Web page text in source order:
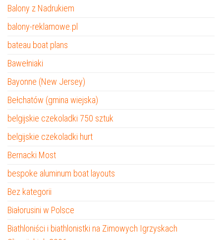
Balony z Nadrukiem
balony-reklamowe.pl
bateau boat plans
Bawełniaki
Bayonne (New Jersey)
Bełchatów (gmina wiejska)
belgijskie czekoladki 750 sztuk
belgijskie czekoladki hurt
Bernacki Most
bespoke aluminum boat layouts
Bez kategorii
Białorusini w Polsce
Biathloniści i biathlonistki na Zimowych Igrzyskach